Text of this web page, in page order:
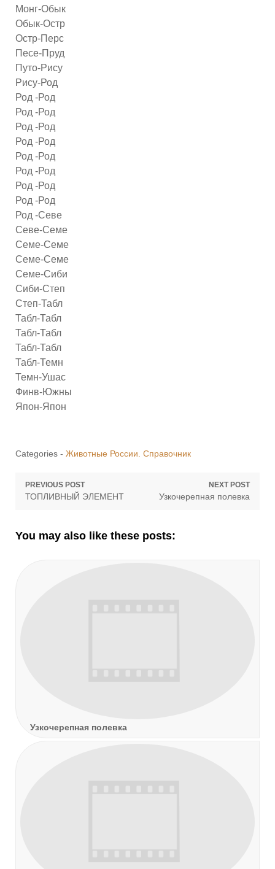
Монг-Обык
Обык-Остр
Остр-Перс
Песе-Пруд
Путо-Рису
Рису-Род
Род -Род
Род -Род
Род -Род
Род -Род
Род -Род
Род -Род
Род -Род
Род -Род
Род -Севе
Севе-Семе
Семе-Семе
Семе-Семе
Семе-Сиби
Сиби-Степ
Степ-Табл
Табл-Табл
Табл-Табл
Табл-Табл
Табл-Темн
Темн-Ушас
Финв-Южны
Япон-Япон
Categories - Животные России. Справочник
Навигация
записям
PREVIOUS POST
Previous
ТОПЛИВНЫЙ ЭЛЕМЕНТ
NEXT POST
Next
Узкочерепная полевка
You may also like these posts:
Узкочерепная полевка